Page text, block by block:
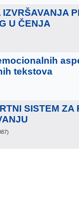
U ČENJA
tekstova
SISTEM ZA
)